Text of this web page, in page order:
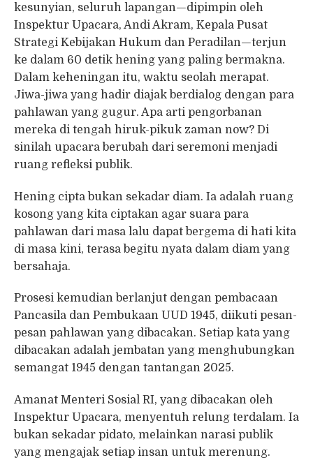
kesunyian, seluruh lapangan—dipimpin oleh
Inspektur Upacara, Andi Akram, Kepala Pusat
Strategi Kebijakan Hukum dan Peradilan—terjun
ke dalam 60 detik hening yang paling bermakna.
Dalam keheningan itu, waktu seolah merapat.
Jiwa-jiwa yang hadir diajak berdialog dengan para
pahlawan yang gugur. Apa arti pengorbanan
mereka di tengah hiruk-pikuk zaman now? Di
sinilah upacara berubah dari seremoni menjadi
ruang refleksi publik.
Hening cipta bukan sekadar diam. Ia adalah ruang
kosong yang kita ciptakan agar suara para
pahlawan dari masa lalu dapat bergema di hati kita
di masa kini, terasa begitu nyata dalam diam yang
bersahaja.
Prosesi kemudian berlanjut dengan pembacaan
Pancasila dan Pembukaan UUD 1945, diikuti pesan-
pesan pahlawan yang dibacakan. Setiap kata yang
dibacakan adalah jembatan yang menghubungkan
semangat 1945 dengan tantangan 2025.
Amanat Menteri Sosial RI, yang dibacakan oleh
Inspektur Upacara, menyentuh relung terdalam. Ia
bukan sekadar pidato, melainkan narasi publik
yang mengajak setiap insan untuk merenung.